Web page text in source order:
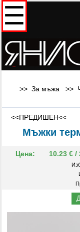
☰
>> За мъжа >>
<<ПРЕДИШЕН<<
Мъжки
Цена: 10.23 € /